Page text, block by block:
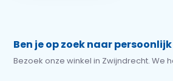
Ben je op zoek naar
Bezoek onze winkel in Zwijndrecht. We